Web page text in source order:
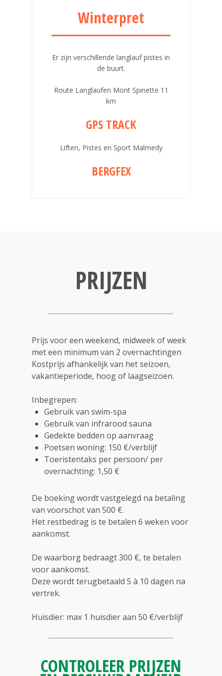
Winterpret
Er zijn verschillende langlauf pistes in
de buurt.
Route Langlaufen Mont Spinette 11
km
GPS TRACK
Liften, Pistes en Sport Malmedy
BERGFEX
PRIJZEN
Prijs voor een weekend, midweek of week
met een minimum van 2 overnachtingen
Kostprijs afhankelijk van het seizoen,
vakantieperiode, hoog of laagseizoen.
Inbegrepen:
Gebruik van swim-spa
Gebruik van infrarood sauna
Gedekte bedden op aanvraag
Poetsen woning: 150 €/verblijf
Toeristentaks per persoon/ per
overnachting: 1,50 €
De boeking wordt vastgelegd na betaling
van voorschot van 500 €.
Het restbedrag is te betalen 6 weken voor
aankomst.
De waarborg bedraagt 300 €, te betalen
voor aankomst.
Deze wordt terugbetaald 5 à 10 dagen na
vertrek.
Huisdier: max 1 huisdier aan 50 €/verblijf
CONTROLEER PRIJZEN